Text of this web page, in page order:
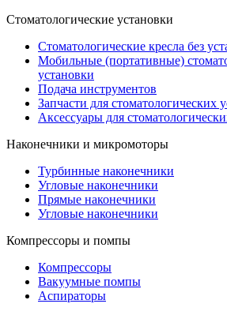
Стоматологические установки
Стоматологические кресла без
Мобильные (портативные)
установки
Подача инструментов
Запчасти для стоматологических
Аксессуары для
Наконечники и микромоторы
Турбинные наконечники
Угловые наконечники
Прямые наконечники
Угловые наконечники
Компрессоры и помпы
Компрессоры
Вакуумные помпы
Аспираторы